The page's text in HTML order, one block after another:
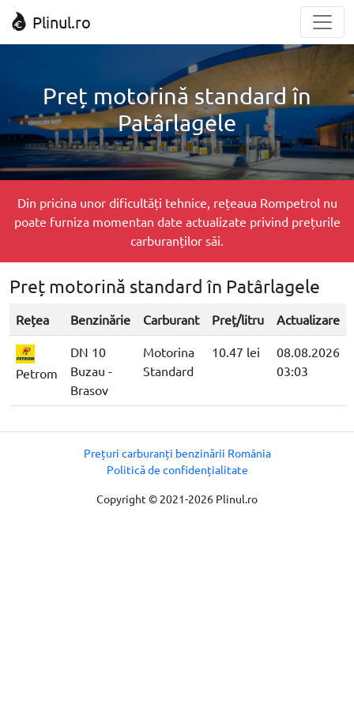
Plinul.ro
Preț motorină standard în
Patârlagele
Din pricina unor dificultăți tehnice, rețeaua Rompetrol nu
poate furniza momentan date actualizate privind prețurile
carburanților săi.
Preț motorină standard în Patârlagele
Rețea Benzinărie Carburant Preț/litru Actualizare
Petrom
DN 10
Buzau -
Brasov
Motorina
Standard
10.47 lei
08.08.2026
03:03
Copyright © 2021-2026 Plinul.ro
Prețuri carburanți benzinării România
Politică de confidențialitate